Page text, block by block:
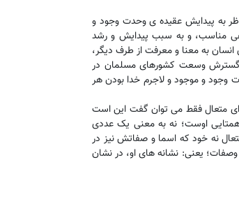
به پیدایش عقیده ی وحدت وجود و
مناسب، و به سبب پیدایش و رشد
به معنا و معرفت از طرف دیگر،
گسترش وسعت کشورهای مسلمان در
وجود و موجود و لاجرم خدا بودن هر
متعال فقط می توان گفت این است
اوست؛ نه به معنی یک عددی
نه خود که اسما و صفاتش نیز در
وصفات؛ یعنی: نشانه های او، در نشان